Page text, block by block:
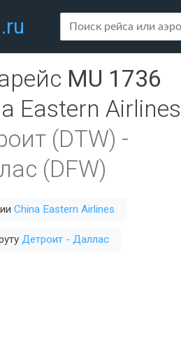
MU 1736
Eastern Airlines
(DTW) -
(DFW)
China Eastern Airlines
Детроит - Даллас